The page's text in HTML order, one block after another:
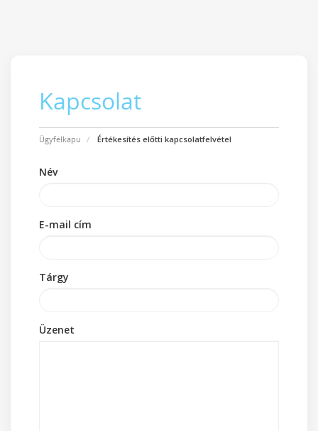
Kapcsolat
Ügyfélkapu Értékesítés előtti kapcsolatfelvétel
Név
E-mail cím
Tárgy
Üzenet